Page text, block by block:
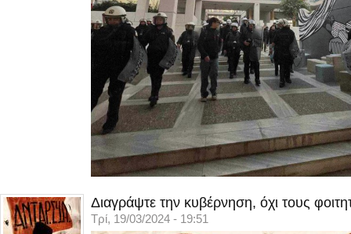
Διαγράψτε την κυβέρνηση, όχι τους
Τρί, 19/03/2024 - 19:51